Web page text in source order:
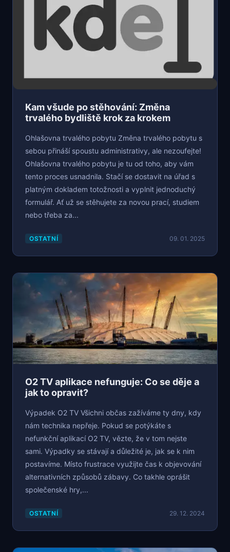
Kam všude po stěhování: Změna
trvalého bydliště krok za krokem
Ohlašovna trvalého pobytu Změna trvalého pobytu s
sebou přináší spoustu administrativy, ale nezoufejte!
Ohlašovna trvalého pobytu je tu od toho, aby vám
tento proces usnadnila. Stačí se dostavit na úřad s
platným dokladem totožnosti a vyplnit jednoduchý
formulář. Ať už se stěhujete za novou prací, studiem
nebo třeba za...
OSTATNÍ 09. 01. 2025
O2 TV aplikace nefunguje: Co se děje a
jak to opravit?
Výpadek O2 TV Všichni občas zažíváme ty dny, kdy
nám technika nepřeje. Pokud se potýkáte s
nefunkční aplikací O2 TV, vězte, že v tom nejste
sami. Výpadky se stávají a důležité je, jak se k nim
postavíme. Místo frustrace využijte čas k objevování
alternativních způsobů zábavy. Co takhle oprášit
společenské hry,...
OSTATNÍ 29. 12. 2024